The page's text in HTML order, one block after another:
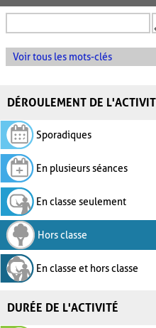
Voir tous les mots-clés
DÉROULEMENT DE
Sporadiques
En plusieurs séances
En classe seulement
Hors classe
En classe et hors classe
DURÉE DE L'ACTIVITÉ